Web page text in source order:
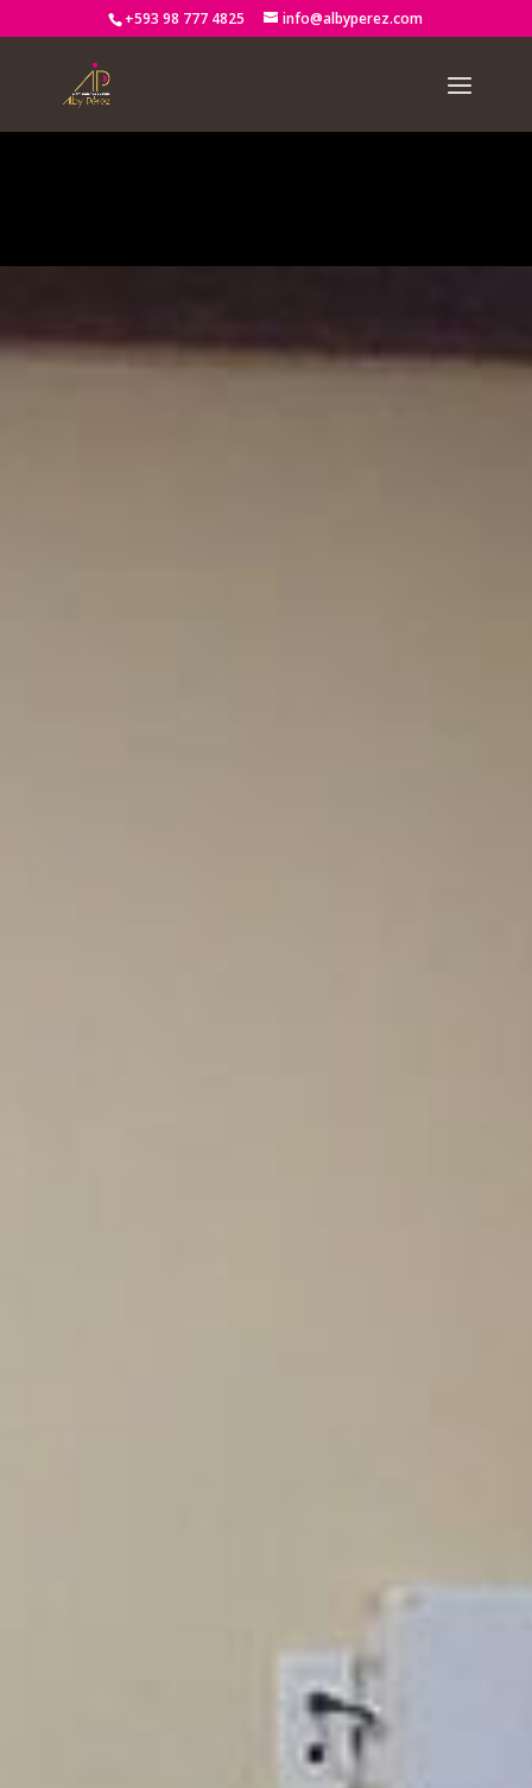
Notice: Trying to access array offset on value of type bool in
/home2/albypere/public_html/wp-
content/themes/Divi/includes/builder/functions.phpon line
+593 98 777 4825 info@albyperez.com